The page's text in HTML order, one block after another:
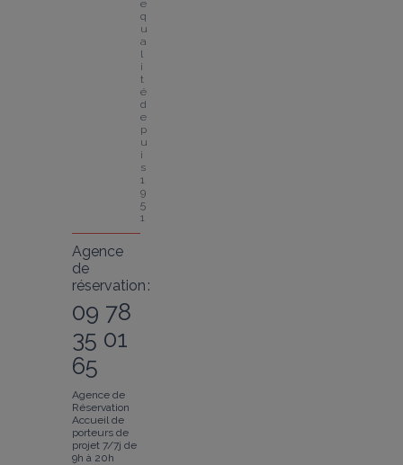
e
q
u
a
l
i
t
é
d
e
p
u
i
s
1
9
5
1
Agence
de
réservation :
09 78
35 01
65
Agence de
Réservation
Accueil de
porteurs de
projet 7/7j de
9h à 20h